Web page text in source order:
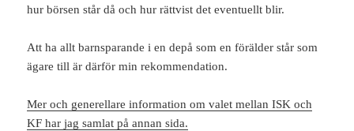
hur börsen står då och hur rättvist det eventuellt blir.
Att ha allt barnsparande i en depå som en förälder står som
ägare till är därför min rekommendation.
Mer och generellare information om valet mellan ISK och
KF har jag samlat på annan sida.